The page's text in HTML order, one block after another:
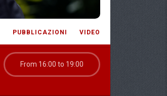
PUBBLICAZIONI VIDEO
From 16:00 to 19:00